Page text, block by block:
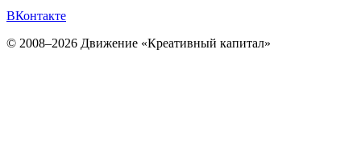
ВКонтакте
© 2008–2026 Движение «Креативный капитал»